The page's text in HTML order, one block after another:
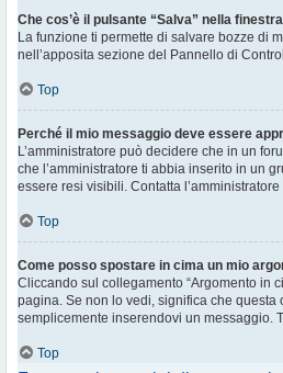
Che cos’è il pulsante “Salva” nella
La funzione ti permette di salvare bozze di
nell’apposita sezione del Pannello di
Top
Perché il mio messaggio deve essere
L’amministratore può decidere che in un
che l’amministratore ti abbia inserito in un
essere resi visibili. Contatta
Top
Come posso spostare in cima un mio
Cliccando sul collegamento “Argomento in
pagina. Se non lo vedi, significa che
semplicemente inserendovi un messaggio.
Top